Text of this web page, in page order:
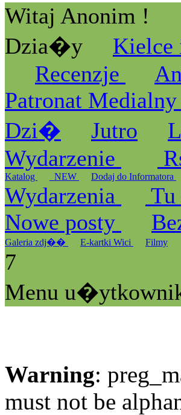
Witaj Anonim !
Dzia�y
Kielce
Recenzje
Patronat Medialny
Dzi�
Jutro
Wydarzenie
Katalog _NEW Dodaj do Informatora
Wydarzenia
Tu
Nowe posty
Galeria zdj�� E-kartki Wici Filmy
7
Menu
Warning:
must not be